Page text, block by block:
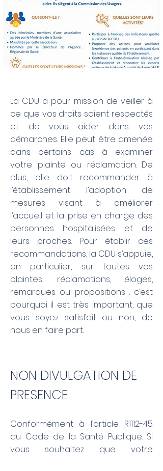
La CDU a pour mission de veiller à
ce que vos droits soient respectés
et de vous aider dans vos
démarches. Elle peut être amenée
dans certains cas à examiner
votre plainte ou réclamation. De
plus, elle doit recommander à
l’établissement l’adoption de
mesures visant à améliorer
l’accueil et la prise en charge des
personnes hospitalisées et de
leurs proches. Pour établir ces
recommandations, la CDU s’appuie,
en particulier, sur toutes vos
plaintes, réclamations, éloges,
remarques ou propositions : c’est
pourquoi il est très important, que
vous soyez satisfait ou non, de
nous en faire part.
NON DIVULGATION DE
PRESENCE
Conformément à l’article R1112-45
du Code de la Santé Publique. Si
vous souhaitez que votre